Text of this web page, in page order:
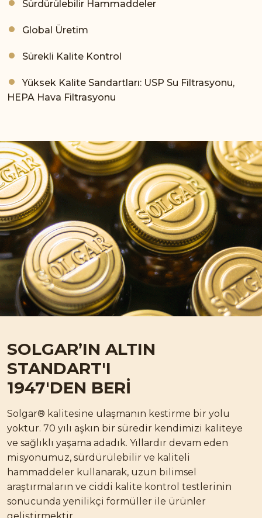
Sürdürülebilir Hammaddeler
Global Üretim
Sürekli Kalite Kontrol
Yüksek Kalite Sandartları: USP Su Filtrasyonu,
HEPA Hava Filtrasyonu
SOLGAR’IN ALTIN
STANDART'I
1947'DEN BERİ
Solgar® kalitesine ulaşmanın kestirme bir yolu
yoktur. 70 yılı aşkın bir süredir kendimizi kaliteye
ve sağlıklı yaşama adadık. Yıllardır devam eden
misyonumuz, sürdürülebilir ve kaliteli
hammaddeler kullanarak, uzun bilimsel
araştırmaların ve ciddi kalite kontrol testlerinin
sonucunda yenilikçi formüller ile ürünler